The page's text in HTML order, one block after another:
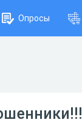
Опросы